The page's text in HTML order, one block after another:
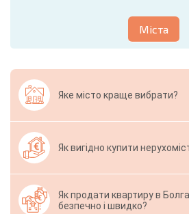
Міста
Яке місто краще вибрати?
Як вигідно купити
Як продати квартиру в
безпечно і швидко?